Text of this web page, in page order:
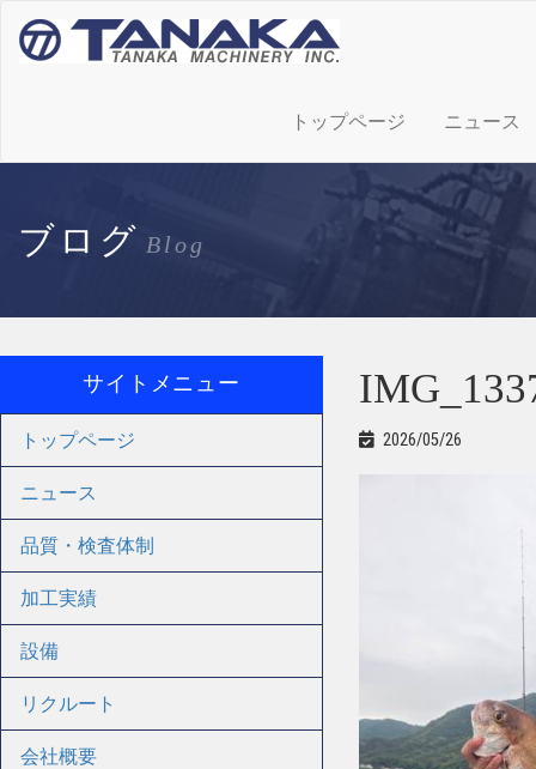
トップページ ニュース
ブログ Blog
2026/05/26
サイトメニュー
トップページ
ニュース
品質・検査体制
加工実績
設備
リクルート
会社概要